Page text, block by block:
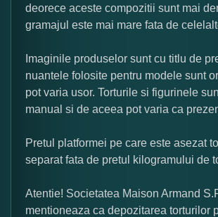
deorece aceste compozitii sunt mai
gramajul este mai mare fata de
Imaginile produselor sunt cu titlu de
nuantele folosite pentru modele sunt
pot varia usor. Torturile si figurinele
manual si de aceea pot varia ca
Pretul platformei pe care este asezat
separat fata de pretul kilogramului de
Atentie! Societatea Maison Armand
mentioneaza ca depozitarea torturilor